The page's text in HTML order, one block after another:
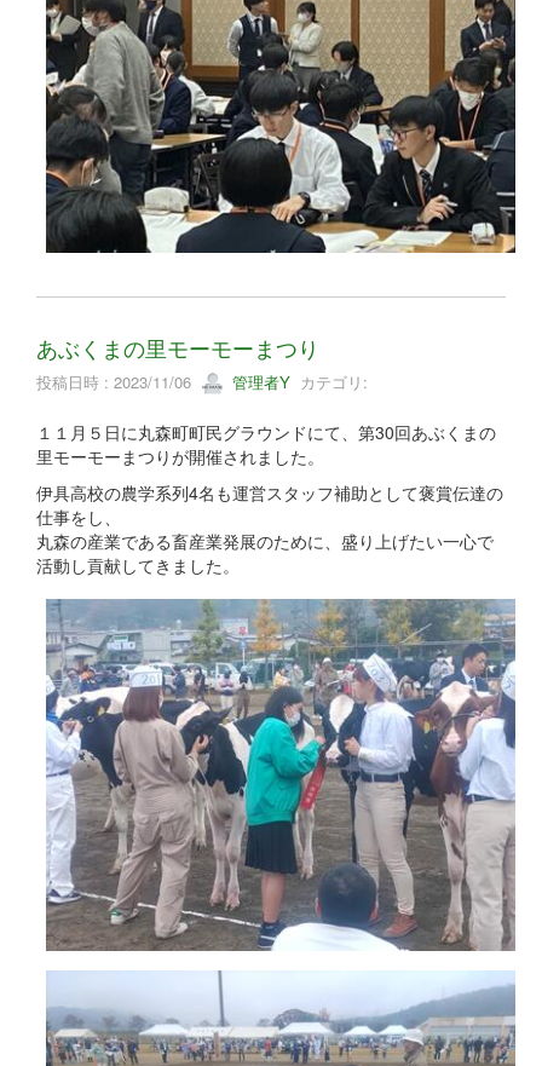
あぶくまの里モーモーまつり
投稿日時 : 2023/11/06 管理者Y カテゴリ:
１１月５日に丸森町町民グラウンドにて、第30回あぶくまの
里モーモーまつりが開催されました。
伊具高校の農学系列4名も運営スタッフ補助として褒賞伝達の
仕事をし、
丸森の産業である畜産業発展のために、盛り上げたい一心で
活動し貢献してきました。